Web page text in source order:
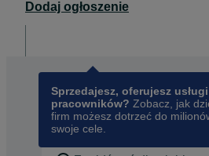
Dodaj ogłoszenie
Sprzedajesz, oferujesz
pracowników? Zobacz, jak
firm możesz dotrzeć do
swoje cele.